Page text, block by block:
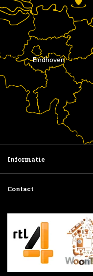
Eindhoven
Informatie
Contact